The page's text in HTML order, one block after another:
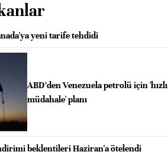
yeni tarife tehdidi
ABD’den Venezuela petrolü için 'hızlı
müdahale' planı
beklentileri Haziran'a ötelendi